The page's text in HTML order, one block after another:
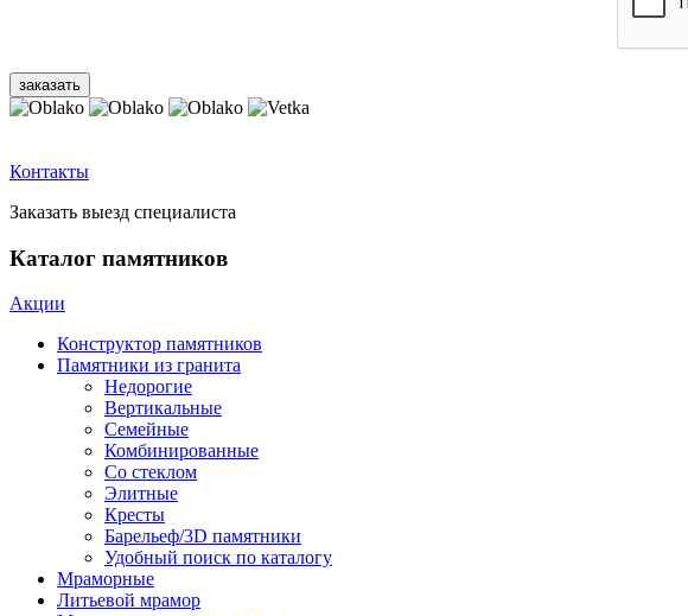
Контакты
Заказать выезд специалиста
Каталог памятников
Акции
Конструктор памятников
Памятники из гранита
Недорогие
Вертикальные
Семейные
Комбинированные
Со стеклом
Элитные
Кресты
Барельеф/3D памятники
Удобный поиск по каталогу
Мраморные
Литьевой мрамор